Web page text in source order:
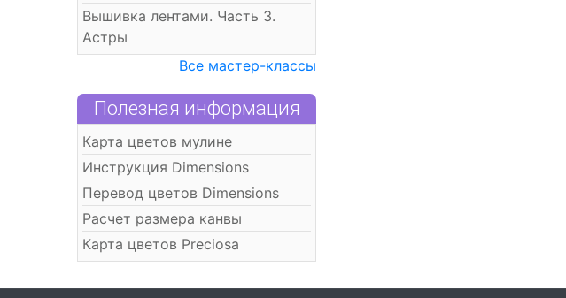
Вышивка лентами. Часть 3.
Астры
Все мастер-классы
Полезная информация
Карта цветов мулине
Инструкция Dimensions
Перевод цветов Dimensions
Расчет размера канвы
Карта цветов Preciosa